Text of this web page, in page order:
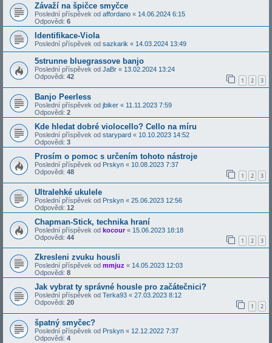
Závaží na špičce smyčce
Poslední příspěvek od affordano « 14.06.2024 6:15
Odpovědi: 6
Identifikace-Viola
Poslední příspěvek od sazkarik « 14.03.2024 13:49
5strunne bluegrassove banjo
Poslední příspěvek od JaBr « 13.02.2024 13:24
Odpovědi: 42 1 2 3
Banjo Peerless
Poslední příspěvek od jbiker « 11.11.2023 7:59
Odpovědi: 2
Kde hledat dobré violocello? Cello na míru
Poslední příspěvek od starypard « 10.10.2023 14:52
Odpovědi: 3
Prosím o pomoc s určením tohoto nástroje
Poslední příspěvek od Prskyn « 10.08.2023 7:37
Odpovědi: 48 1 2 3
Ultralehké ukulele
Poslední příspěvek od Prskyn « 25.06.2023 12:56
Odpovědi: 12
Chapman-Stick, technika hraní
Poslední příspěvek od kocour« 15.06.2023 18:18
Odpovědi: 44 1 2 3
Zkresleni zvuku housli
Poslední příspěvek od mmjuz « 14.05.2023 12:03
Odpovědi: 8
Jak vybrat ty správné housle pro začátečnici?
Poslední příspěvek od Terka93 « 27.03.2023 8:12
Odpovědi: 20 1 2
špatný smyčec?
Poslední příspěvek od Prskyn « 12.12.2022 7:37
Odpovědi: 4